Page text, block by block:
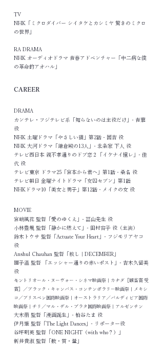
TV
NHK「ミクロダイバー シイタケとカシミヤ 驚きのミクロ
の世界」
RA DRAMA
NHK オーディオドラマ 青春アドベンチャー 「中二病な僕
の革命的アオハル」
CAREER
DRAMA
カンテレ・フジテレビ系「知らないのは主役だけ」- 青葉
役
NHK 土曜ドラマ「やさしい猫」第2話 - 国吉 役
NHK 大河ドラマ「鎌倉殿の13人」- 北条家 下人 役
テレビ西日本 親不孝通りのドブ恋２「イケナイ憧レ」- 佳
代 役
テレビ東京 ドラマ25「宮本から君へ」第1話 - 桑名 役
テレビ朝日 金曜ナイトドラマ「女囚セブン」第1話
NHKドラマ10「美女と男子」第12話 - メイクの女 役
MOVIE
宮嶋風花 監督「愛のゆくえ」- 冨山先生 役
小林豊規 監督「静かに燃えて」- 田村容子 役（主演）
鈴木トウサ 監督「Actuate Your Heart」- フジモリアヤコ
役
Anshul Chauhan 監督「赦し｜DECEMBER」
園子温 監督 「エッシャー通りの赤いポスト」- 吉木久留美
役
モントリオール・ヌーヴォー・シネマ映画祭｜カナダ［観客賞 受
賞］／ブラック・キャンバス・コンテンポラリー映画祭｜メキシ
コ／ブリスベン国際映画祭｜オーストラリア／バルディビア国際
映画祭｜チリ／マル・デル・プラタ国際映画祭｜アルゼンチン
大木萠 監督「漫画誕生」- 柏谷たま 役
伊月肇 監督「The Light Dances」- リポーター役
谷坪明英 監督「ONE NIGHT（with who？）」
新井貴淑 監督「数・質・量」